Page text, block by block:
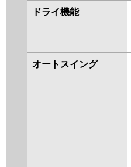
ドライ機能
オートスイング